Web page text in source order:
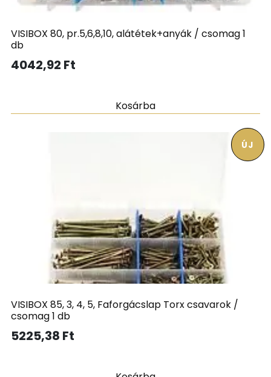
VISIBOX 80, pr.5,6,8,10, alátétek+anyák / csomag 1
db
4042,92 Ft
Kosárba
VISIBOX 85, 3, 4, 5, Faforgácslap Torx csavarok /
csomag 1 db
5225,38 Ft
ÚJ